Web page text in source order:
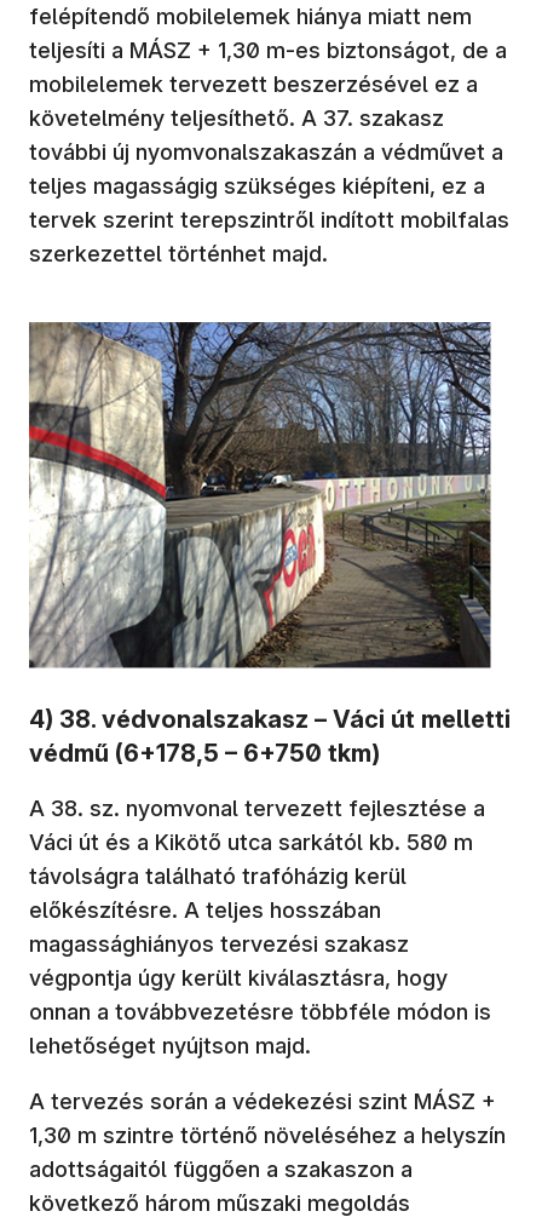
felépítendő mobilelemek hiánya miatt nem
teljesíti a MÁSZ + 1,30 m-es biztonságot, de a
mobilelemek tervezett beszerzésével ez a
követelmény teljesíthető. A 37. szakasz
további új nyomvonalszakaszán a védművet a
teljes magasságig szükséges kiépíteni, ez a
tervek szerint terepszintről indított mobilfalas
szerkezettel történhet majd.
4) 38. védvonalszakasz – Váci út melletti
védmű (6+178,5 – 6+750 tkm)
A 38. sz. nyomvonal tervezett fejlesztése a
Váci út és a Kikötő utca sarkától kb. 580 m
távolságra található trafóházig kerül
előkészítésre. A teljes hosszában
magassághiányos tervezési szakasz
végpontja úgy került kiválasztásra, hogy
onnan a továbbvezetésre többféle módon is
lehetőséget nyújtson majd.
A tervezés során a védekezési szint MÁSZ +
1,30 m szintre történő növeléséhez a helyszín
adottságaitól függően a szakaszon a
következő három műszaki megoldás